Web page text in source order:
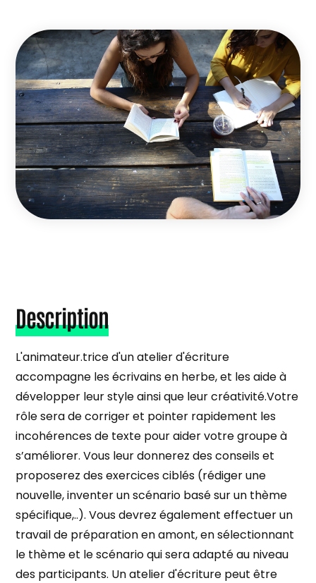
Description
L'animateur.trice d'un atelier d'écriture
accompagne les écrivains en herbe, et les aide à
développer leur style ainsi que leur créativité.Votre
rôle sera de corriger et pointer rapidement les
incohérences de texte pour aider votre groupe à
s’améliorer. Vous leur donnerez des conseils et
proposerez des exercices ciblés (rédiger une
nouvelle, inventer un scénario basé sur un thème
spécifique,..). Vous devrez également effectuer un
travail de préparation en amont, en sélectionnant
le thème et le scénario qui sera adapté au niveau
des participants. Un atelier d'écriture peut être